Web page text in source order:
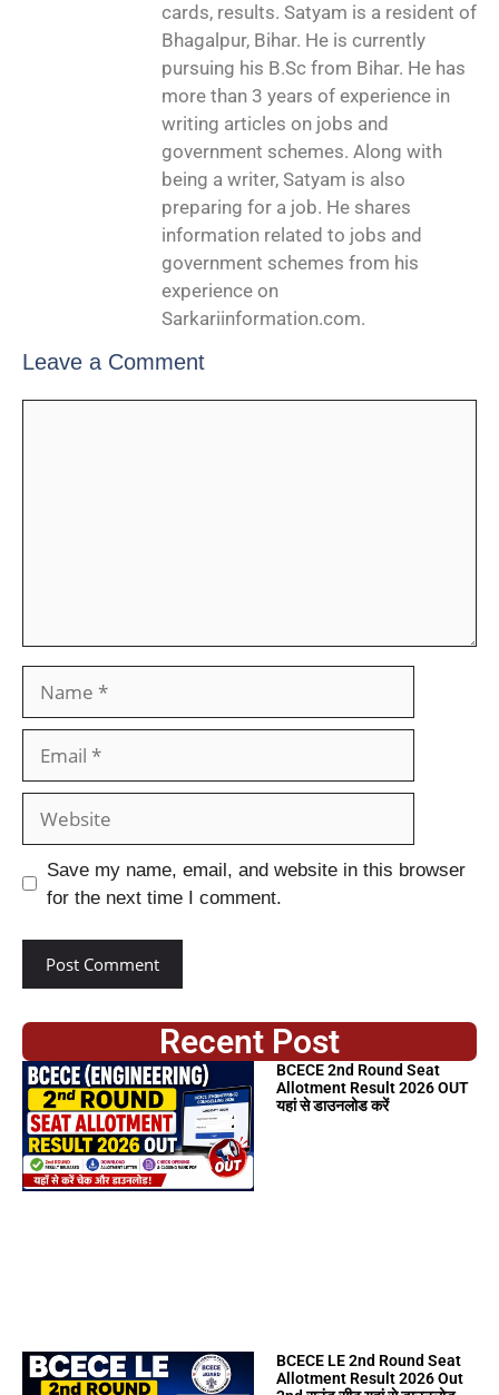
cards, results. Satyam is a resident of
Bhagalpur, Bihar. He is currently
pursuing his B.Sc from Bihar. He has
more than 3 years of experience in
writing articles on jobs and
government schemes. Along with
being a writer, Satyam is also
preparing for a job. He shares
information related to jobs and
government schemes from his
experience on
Sarkariinformation.com.
Leave a Comment
Save my name, email, and website in this browser
for the next time I comment.
Recent Post
BCECE 2nd Round Seat
Allotment Result 2026 OUT
यहां से डाउनलोड करें
BCECE LE 2nd Round Seat
Allotment Result 2026 Out